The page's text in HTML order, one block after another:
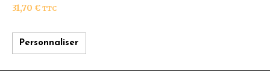
31,70 € TTC
Personnaliser